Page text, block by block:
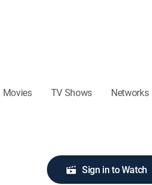
Movies TV Shows Networks
Sign in to Watch